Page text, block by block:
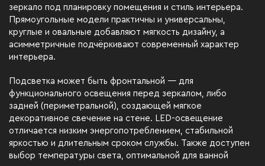
зеркало под планировку помещения и стиль интерьера.
Прямоугольные модели практичны и универсальны,
круглые и овальные добавляют мягкость дизайну, а
асимметричные подчёркивают современный характер
интерьера.
Подсветка может быть фронтальной — для
функционального освещения перед зеркалом, либо
задней (периметральной), создающей мягкое
декоративное свечение на стене. LED-освещение
отличается низким энергопотреблением, стабильной
яркостью и длительным сроком службы. Также доступен
выбор температуры света, оптимальной для ванной